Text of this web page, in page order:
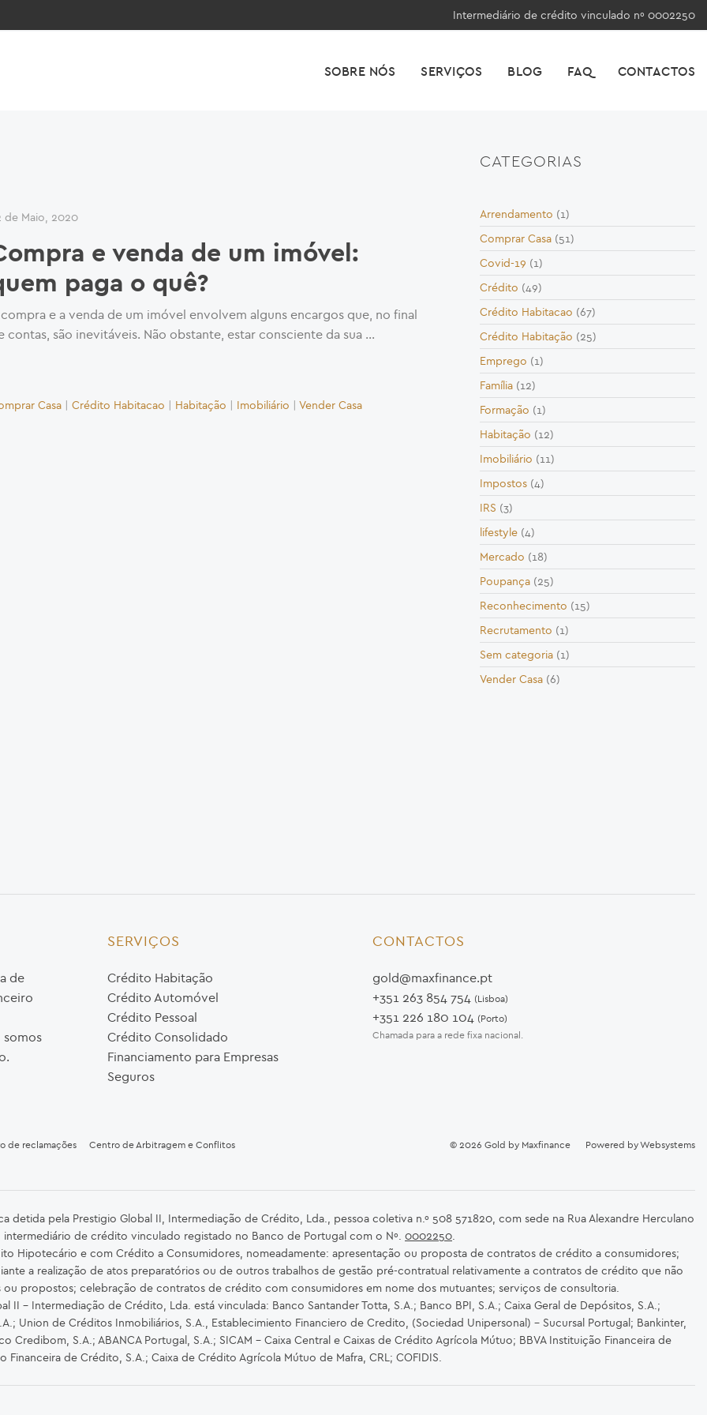
Intermediário de crédito vinculado nº 0002250
SOBRE NÓS SERVIÇOS BLOG FAQ CONTACTOS
de Maio, 2020
e venda de um imóvel:
paga o quê?
e a venda de um imóvel envolvem alguns encargos que, no final
contas, são inevitáveis. Não obstante, estar consciente da sua …
Casa | Crédito Habitacao | Habitação | Imobiliário | Vender Casa
CATEGORIAS
Arrendamento (1)
Comprar Casa (51)
Covid-19 (1)
Crédito (49)
Crédito Habitacao (67)
Crédito Habitação (25)
Emprego (1)
Família (12)
Formação (1)
Habitação (12)
Imobiliário (11)
Impostos (4)
IRS (3)
lifestyle (4)
Mercado (18)
Poupança (25)
Reconhecimento (15)
Recrutamento (1)
Sem categoria (1)
Vender Casa (6)
de
SERVIÇOS
Crédito Habitação
Crédito Automóvel
Crédito Pessoal
Crédito Consolidado
Financiamento para Empresas
Seguros
CONTACTOS
gold@maxfinance.pt
+351 263 854 754 (Lisboa)
+351 226 180 104 (Porto)
Chamada para a rede fixa nacional.
de reclamações Centro de Arbitragem e Conflitos © 2026 Gold by Maxfinance Powered byWebsystems
detida pela Prestigio Global II, Intermediação de Crédito, Lda., pessoa coletiva n.º 508 571820, com sede na Rua Alexandre Herculano
intermediário de crédito vinculado registado no Banco de Portugal com o Nº. 0002250.
Hipotecário e com Crédito a Consumidores, nomeadamente: apresentação ou proposta de contratos de crédito a consumidores;
a realização de atos preparatórios ou de outros trabalhos de gestão pré-contratual relativamente a contratos de crédito que não
ou propostos; celebração de contratos de crédito com consumidores em nome dos mutuantes; serviços de consultoria.
II – Intermediação de Crédito, Lda. está vinculada: Banco Santander Totta, S.A.; Banco BPI, S.A.; Caixa Geral de Depósitos, S.A.;
Union de Créditos Inmobiliários, S.A., Establecimiento Financiero de Credito, (Sociedad Unipersonal) - Sucursal Portugal; Bankinter,
Credibom, S.A.; ABANCA Portugal, S.A.; SICAM - Caixa Central e Caixas de Crédito Agrícola Mútuo; BBVA Instituição Financeira de
Financeira de Crédito, S.A.; Caixa de Crédito Agrícola Mútuo de Mafra, CRL; COFIDIS.